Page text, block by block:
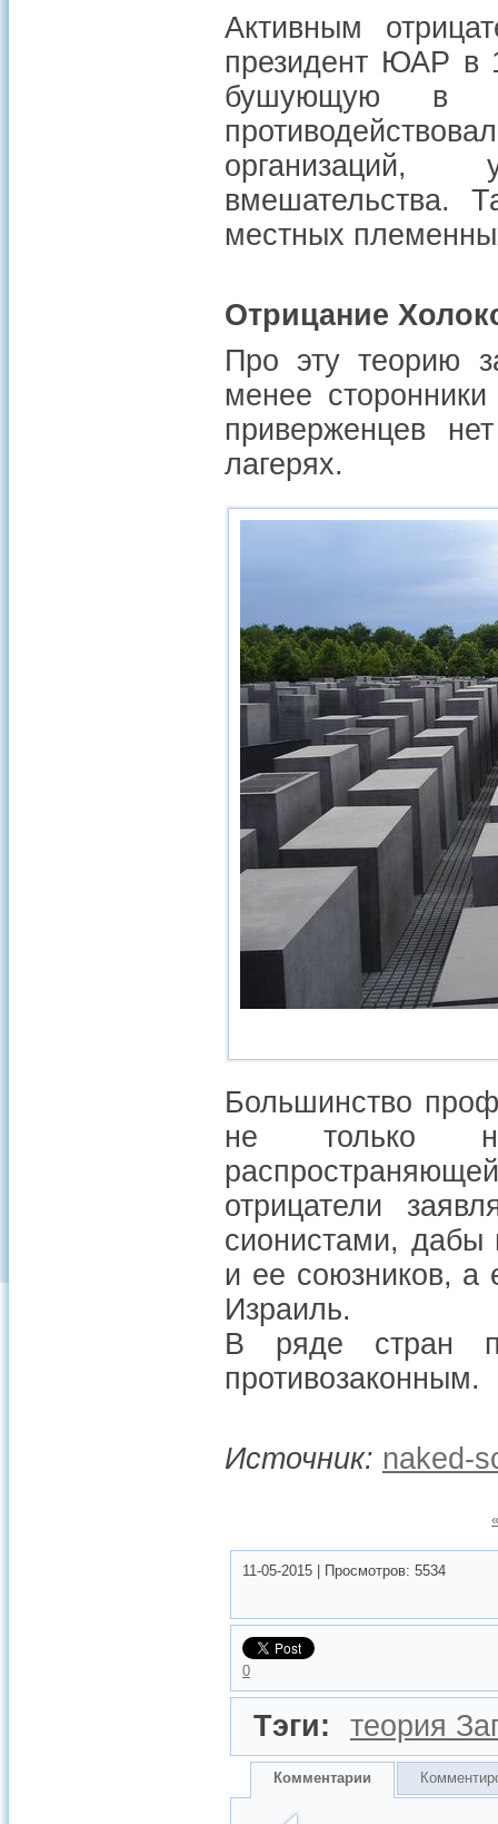
Активным
президент ЮАР в
бушующую в
организаций,
вмешательства.
местных
Отрицание
Про эту теорию
менее
приверженцев
лагерях.
Большинство
не только
отрицатели
сионистами, дабы
и ее союзников, а
Израиль.
В ряде стран
противозаконным.
Источник: naked-
11-05-2015 Просмотров: 5534
0
Тэги: теория
Комментарии